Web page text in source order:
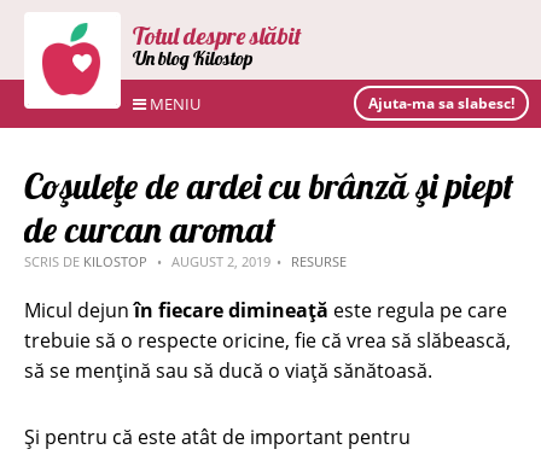
Totul despre slăbit
Un blog Kilostop
MENIU Ajuta-ma sa slabesc!
Coşuleţe de ardei cu brânză şi piept
de curcan aromat
SCRIS DE KILOSTOP AUGUST 2, 2019 RESURSE
Micul dejunîn fiecare dimineață este regula pe care
trebuie să o respecte oricine, fie că vrea să slăbească,
să se mențină sau să ducă o viață sănătoasă.
Și pentru că este atât de important pentru